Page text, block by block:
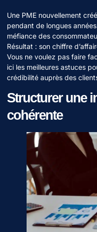
Une PME nouvellement
pendant de longues
méfiance des
Résultat : son chiffre
Vous ne voulez pas faire
ici les meilleures astuces
crédibilité auprès des
Structurer une
cohérente